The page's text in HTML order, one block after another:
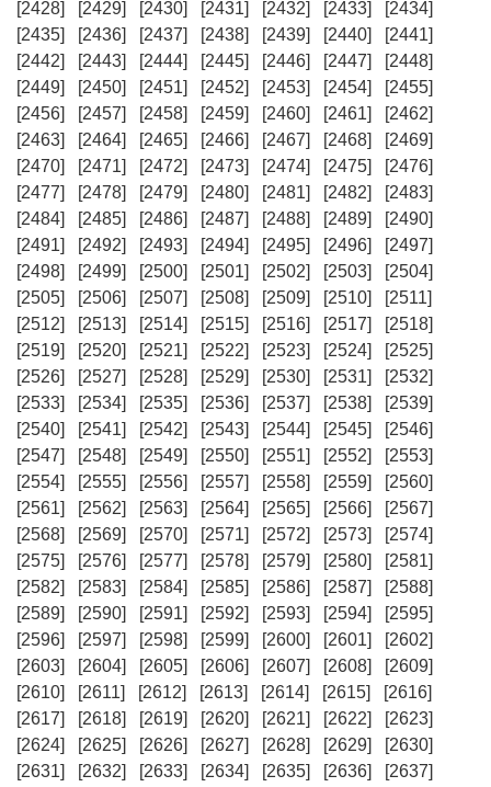
[2428]
[2429] [2430] [2431] [2432] [2433]
[2434]
[2435]
[2436] [2437] [2438] [2439] [2440]
[2441]
[2442]
[2443] [2444] [2445] [2446] [2447]
[2448]
[2449]
[2450] [2451] [2452] [2453] [2454]
[2455]
[2456]
[2457] [2458] [2459] [2460] [2461]
[2462]
[2463]
[2464] [2465] [2466] [2467] [2468]
[2469]
[2470]
[2471] [2472] [2473] [2474] [2475]
[2476]
[2477]
[2478] [2479] [2480] [2481] [2482]
[2483]
[2484]
[2485] [2486] [2487] [2488] [2489]
[2490]
[2491]
[2492] [2493] [2494] [2495] [2496]
[2497]
[2498]
[2499] [2500] [2501] [2502] [2503]
[2504]
[2505]
[2506] [2507] [2508] [2509] [2510]
[2511]
[2512]
[2513] [2514] [2515] [2516] [2517]
[2518]
[2519]
[2520] [2521] [2522] [2523] [2524]
[2525]
[2526]
[2527] [2528] [2529] [2530] [2531]
[2532]
[2533]
[2534] [2535] [2536] [2537] [2538]
[2539]
[2540]
[2541] [2542] [2543] [2544] [2545]
[2546]
[2547]
[2548] [2549] [2550] [2551] [2552]
[2553]
[2554]
[2555] [2556] [2557] [2558] [2559]
[2560]
[2561]
[2562] [2563] [2564] [2565] [2566]
[2567]
[2568]
[2569] [2570] [2571] [2572] [2573]
[2574]
[2575]
[2576] [2577] [2578] [2579] [2580]
[2581]
[2582]
[2583] [2584] [2585] [2586] [2587]
[2588]
[2589]
[2590] [2591] [2592] [2593] [2594]
[2595]
[2596]
[2597] [2598] [2599] [2600] [2601]
[2602]
[2603]
[2604] [2605] [2606] [2607] [2608]
[2609]
[2610]
[2611] [2612] [2613] [2614] [2615]
[2616]
[2617]
[2618] [2619] [2620] [2621] [2622]
[2623]
[2624]
[2625] [2626] [2627] [2628] [2629]
[2630]
[2631]
[2632] [2633] [2634] [2635] [2636]
[2637]